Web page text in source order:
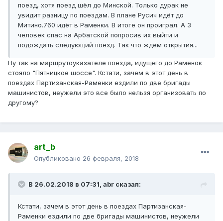
поезд, хотя поезд шёл до Минской. Только дурак не
увидит разницу по поездам. В плане Русич идёт до
Митино.760 идёт в Раменки. В итоге он проиграл. А 3
человек спас на Арбатской попросив их выйти и
подождать следующий поезд. Так что ждём открытия...
Ну так на маршрутоуказателе поезда, идущего до Раменок
стояло "Пятницкое шоссе". Кстати, зачем в этот день в
поездах Партизанская-Раменки ездили по две бригады
машинистов, неужели это все было нельзя организовать по
другому?
art_b
Опубликовано 26 февраля, 2018
В 26.02.2018 в 07:31, abr сказал:
Кстати, зачем в этот день в поездах Партизанская-
Раменки ездили по две бригады машинистов, неужели